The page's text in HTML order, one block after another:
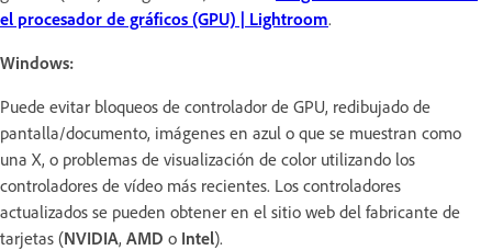
el procesador de gráficos (GPU) | Lightroom.
Windows:
Puede evitar bloqueos de controlador de GPU, redibujado de
pantalla/documento, imágenes en azul o que se muestran como
una X, o problemas de visualización de color utilizando los
controladores de vídeo más recientes. Los controladores
actualizados se pueden obtener en el sitio web del fabricante de
tarjetas (NVIDIA, AMD o Intel).